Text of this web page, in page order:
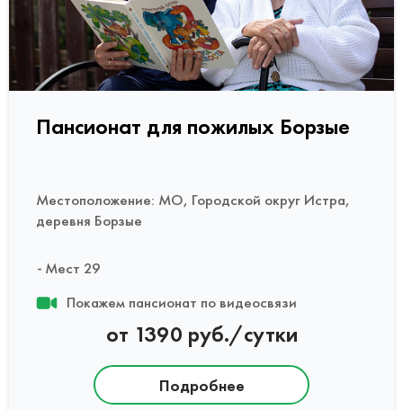
Пансионат для пожилых Борзые
Местоположение: МО, Городской округ Истра,
деревня Борзые
Мест 29
Покажем пансионат по видеосвязи
от 1390 руб./сутки
Подробнее